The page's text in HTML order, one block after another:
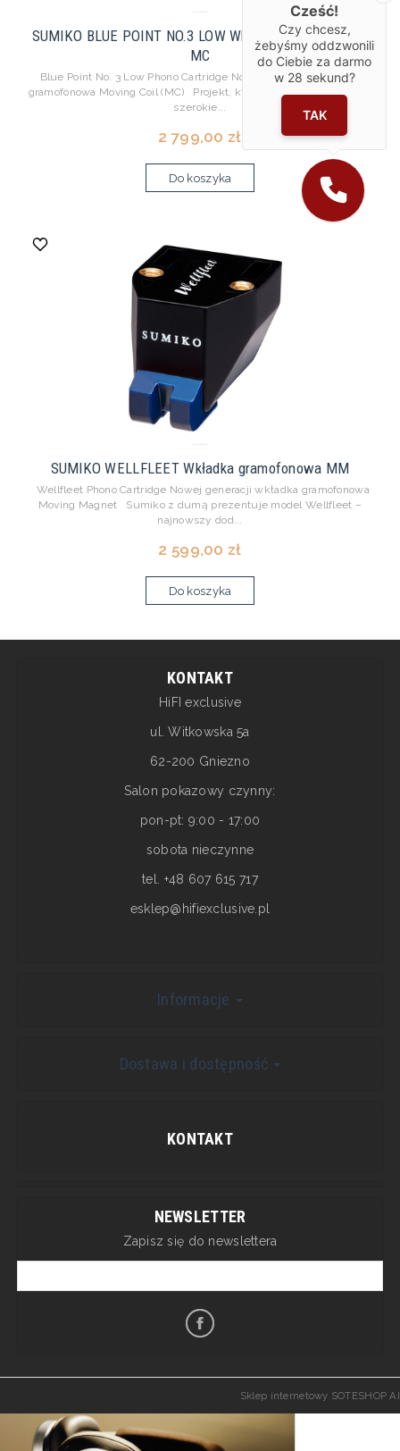
SUMIKO BLUE POINT NO.3 LOW Wkładka gramofonowa
MC
Blue Point No. 3 Low Phono Cartridge Nowej generacji wkładka
gramofonowa Moving Coil (MC) Projekt, który od lat sprawdza się u
szerokie...
2 799,00 zł
Do koszyka
SUMIKO WELLFLEET Wkładka gramofonowa MM
Wellfleet Phono Cartridge Nowej generacji wkładka gramofonowa
Moving Magnet Sumiko z dumą prezentuje model Wellfleet –
najnowszy dod...
2 599,00 zł
Do koszyka
KONTAKT
HiFI exclusive
ul. Witkowska 5a
62-200 Gniezno
Salon pokazowy czynny:
pon-pt: 9:00 - 17:00
sobota nieczynne
tel. +48 607 615 717
esklep@hifiexclusive.pl
Informacje
Dostawa i dostępność
KONTAKT
NEWSLETTER
Zapisz się do newslettera
Sklep internetowy SOTESHOP AI
Cześć!
Czy chcesz,
żebyśmy oddzwonili
do Ciebie za darmo
w 28 sekund?
TAK